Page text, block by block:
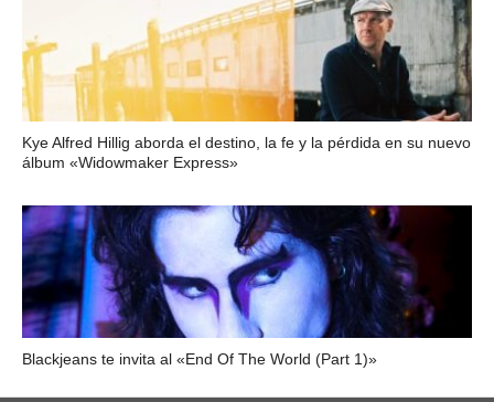
Kye Alfred Hillig aborda el destino, la fe y la pérdida en su nuevo
álbum «Widowmaker Express»
Blackjeans te invita al «End Of The World (Part 1)»